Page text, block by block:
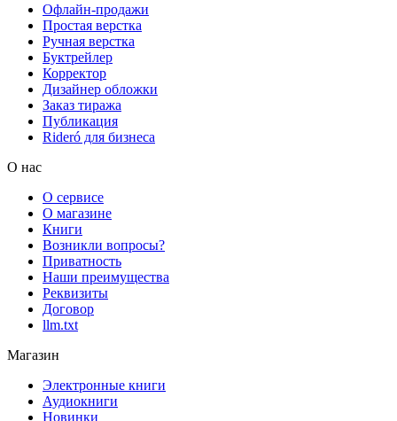
Офлайн-продажи
Простая верстка
Ручная верстка
Буктрейлер
Корректор
Дизайнер обложки
Заказ тиража
Публикация
Rideró для бизнеса
О нас
О сервисе
О магазине
Книги
Возникли вопросы?
Приватность
Наши преимущества
Реквизиты
Договор
llm.txt
Магазин
Электронные книги
Аудиокниги
Новинки